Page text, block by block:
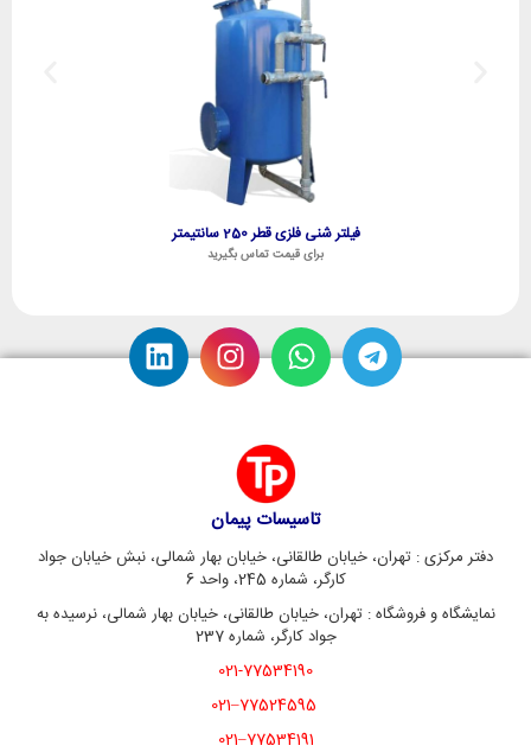
فیلتر شنی فلزی قطر 250 سانتیمتر
برای قیمت تماس بگیرید
تاسیسات پیمان
دفتر مرکزی : تهران، خیابان طالقانی، خیابان بهار شمالی، نبش خیابان جواد
کارگر، شماره 245، واحد 6
نمایشگاه و فروشگاه : تهران، خیابان طالقانی، خیابان بهار شمالی، نرسیده به
جواد کارگر، شماره 237
021-77534190
77524595–021
77534191–021